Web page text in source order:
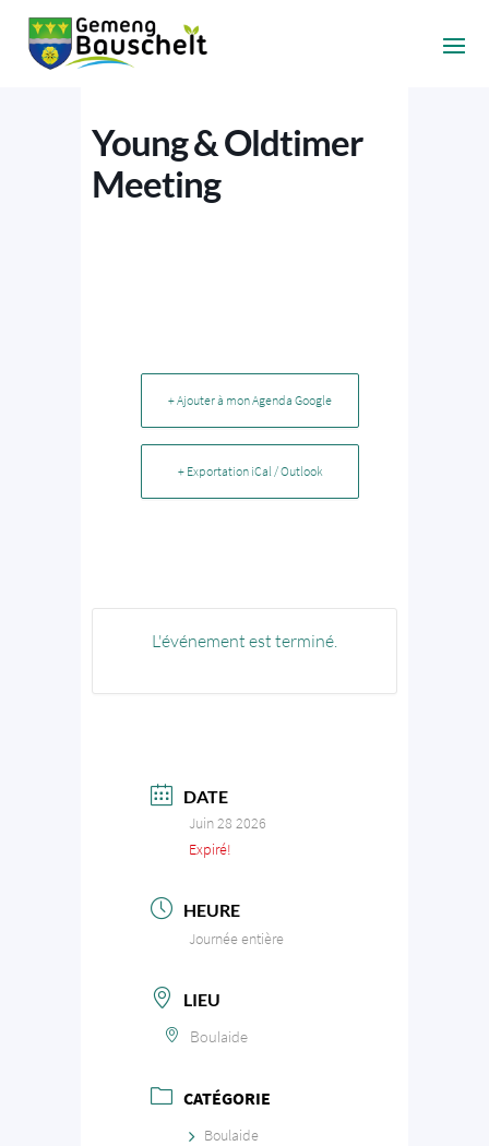
Young & Oldtimer
Meeting
+ Ajouter à mon Agenda Google
+ Exportation iCal / Outlook
L'événement est terminé.
DATE
Juin 28 2026
Expiré!
HEURE
Journée entière
LIEU
Boulaide
CATÉGORIE
Boulaide